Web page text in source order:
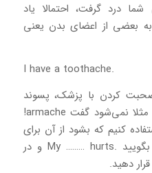
درد گرفت، احتمالا یاد
گرفته‌اید که اضافه کردن ache به بعضی از اعضای بدن یعنی
.I have a toothache
کردن با پزشک، پسوند
ache همیشه جواب نمی‌دهد و مثلا نمی‌شود گفت armache!
کنیم که بشود از آن برای
تمام اعضای بدن استفاده کرد. بگویید .My ……… hurts و در
دهید.